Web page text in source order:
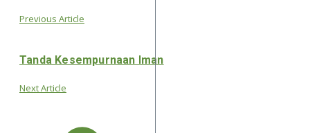
Previous Article
Tanda Kesempurnaan Iman
Next Article